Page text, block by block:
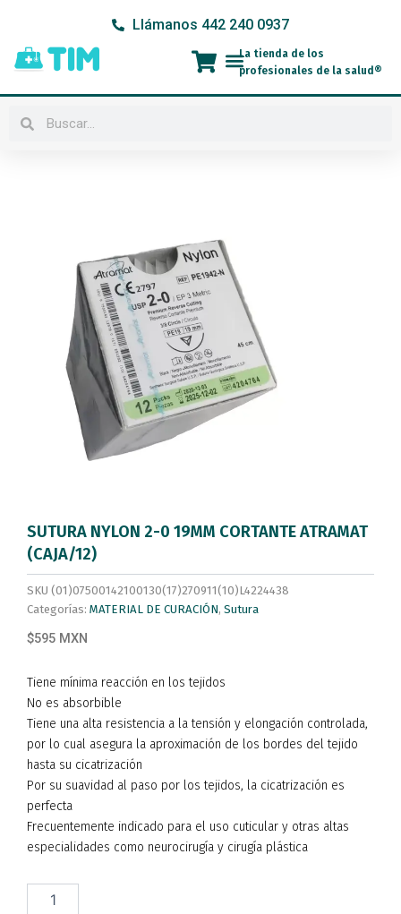
contenido
Llámanos 442 240 0937
Menú
La tienda de los
profesionales de la salud®
Buscar
SUTURA NYLON 2-0 19MM CORTANTE ATRAMAT
(CAJA/12)
SKU (01)07500142100130(17)270911(10)L4224438
Categorías: MATERIAL DE CURACIÓN, Sutura
$595 MXN
Tiene mínima reacción en los tejidos
No es absorbible
Tiene una alta resistencia a la tensión y elongación controlada,
por lo cual asegura la aproximación de los bordes del tejido
hasta su cicatrización
Por su suavidad al paso por los tejidos, la cicatrización es
perfecta
Frecuentemente indicado para el uso cuticular y otras altas
especialidades como neurocirugía y cirugía plástica
SUTURA
NYLON